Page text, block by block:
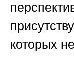
которых